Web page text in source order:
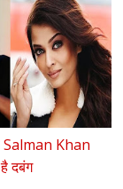
Salman Khan
दबंग